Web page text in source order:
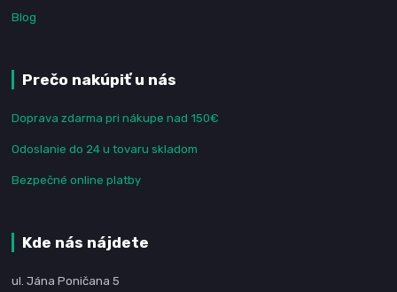
Blog
Prečo nakúpiť u nás
Doprava zdarma pri nákupe nad 150€
Odoslanie do 24 u tovaru skladom
Bezpečné online platby
Kde nás nájdete
ul. Jána Poničana 5